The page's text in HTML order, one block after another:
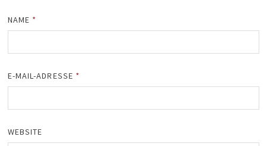
NAME *
E-MAIL-ADRESSE *
WEBSITE